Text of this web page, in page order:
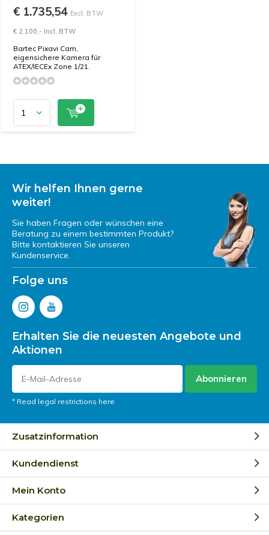
€ 1.735,54 Excl. BTW
€ 2.100,- Incl. BTW
Bartec Pixavi Cam,
eigensichere Kamera für
ATEX/IECEx Zone 1/21.
Wir helfen Ihnen gerne
weiter!
Sie haben Fragen oder wünschen eine
Beratung zu einem bestimmten Produkt?
Bitte kontaktieren Sie unseren
Kundenservice.
Folge uns
Erhalten Sie die neuesten Angebote und
Aktionen
Abonnieren
* Read legal restrictions here
Zusatzinformation
Kundendienst
Mein Konto
Kategorien